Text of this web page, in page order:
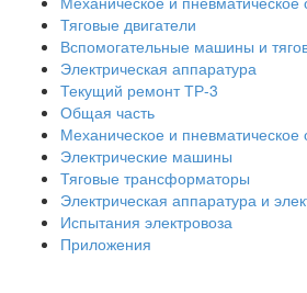
Тяговые двигатели
Вспомогательные машины и
Электрическая аппаратура
Текущий ремонт ТР-3
Общая часть
Механическое и пневматическое
Электрические машины
Тяговые трансформаторы
Электрическая аппаратура и
Испытания электровоза
Приложения